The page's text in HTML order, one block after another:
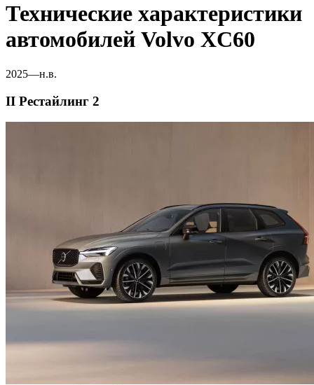
Технические характеристики
автомобилей Volvo XC60
2025—н.в.
II Рестайлинг 2